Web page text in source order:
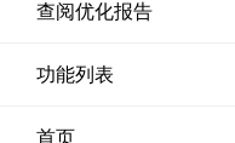
查阅优化报告
功能列表
首页